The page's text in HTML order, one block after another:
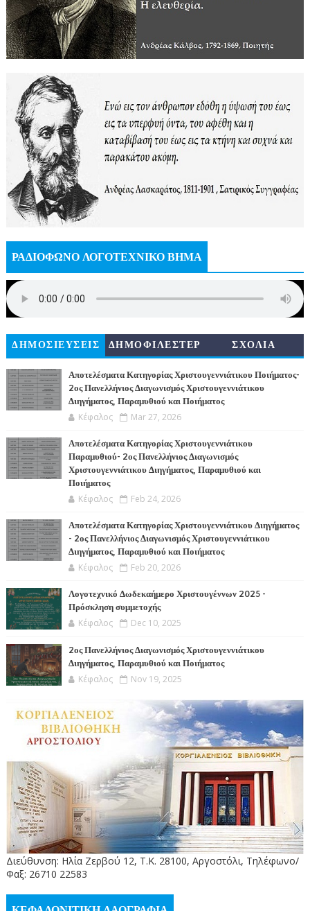
ΡΑΔΙΟΦΩΝΟ ΛΟΓΟΤΕΧΝΙΚΟ ΒΗΜΑ
ΔΗΜΟΣΙΕΥΣΕΙΣ
ΔΗΜΟΦΙΛΕΣΤΕΡ
ΣΧΟΛΙΑ
Αποτελέσματα Κατηγορίας Χριστουγεννιάτικου Ποιήματος-
2ος Πανελλήνιος Διαγωνισμός Χριστουγεννιάτικου
Διηγήματος, Παραμυθιού και Ποιήματος
Κέφαλος Mar 27, 2026
Αποτελέσματα Κατηγορίας Χριστουγεννιάτικου
Παραμυθιού- 2ος Πανελλήνιος Διαγωνισμός
Χριστουγεννιάτικου Διηγήματος, Παραμυθιού και
Ποιήματος
Κέφαλος Feb 24, 2026
Αποτελέσματα Κατηγορίας Χριστουγεννιάτικου Διηγήματος
- 2ος Πανελλήνιος Διαγωνισμός Χριστουγεννιάτικου
Διηγήματος, Παραμυθιού και Ποιήματος
Κέφαλος Feb 20, 2026
Λογοτεχνικό Δωδεκαήμερο Χριστουγέννων 2025 -
Πρόσκληση συμμετοχής
Κέφαλος Dec 10, 2025
2ος Πανελλήνιος Διαγωνισμός Χριστουγεννιάτικου
Διηγήματος, Παραμυθιού και Ποιήματος
Κέφαλος Nov 19, 2025
Διεύθυνση: Ηλία Ζερβού 12, Τ.Κ. 28100, Αργοστόλι, Τηλέφωνο/
Φαξ: 26710 22583